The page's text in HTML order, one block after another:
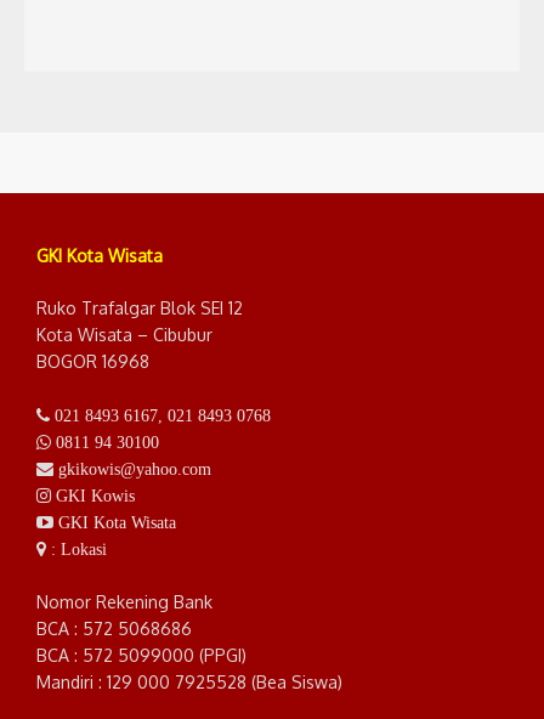
GKI Kota Wisata
Ruko Trafalgar Blok SEI 12
Kota Wisata – Cibubur
BOGOR 16968
021 8493 6167 021 8493 0768
0811 94 30100
gkikowis@yahoo.com
GKI Kowis
GKI Kota Wisata
: Lokasi
Nomor Rekening Bank
BCA : 572 5068686
BCA : 572 5099000 (PPGI)
Mandiri : 129 000 7925528 (Bea Siswa)